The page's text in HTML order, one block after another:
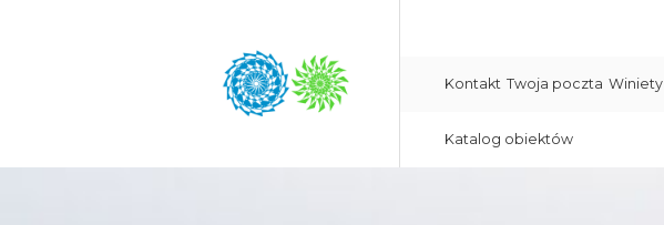
Kontakt Twoja poczta Winiety
Katalog obiektów